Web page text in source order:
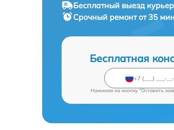
Бесплатный выезд
Срочный ремонтот 35
Бесплатная
Нажимая на кнопку "Оставить